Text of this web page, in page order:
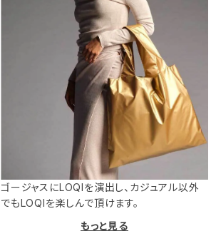
ゴージャスにLOQIを演出し、カジュアル以外
でもLOQIを楽しんで頂けます。
もっと見る